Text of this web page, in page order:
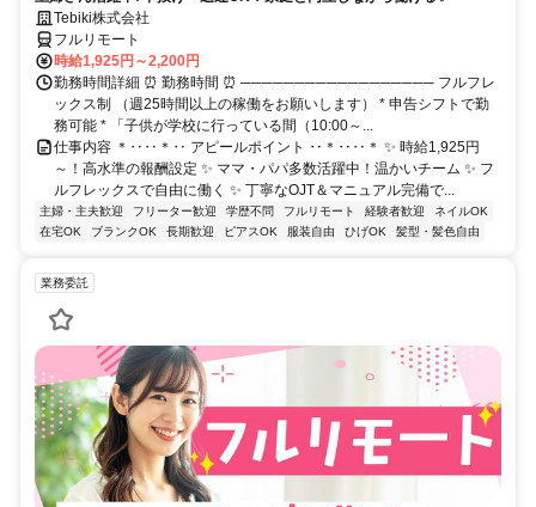
Tebiki株式会社
フルリモート
時給1,925円～2,200円
勤務時間詳細 ⏰ 勤務時間 ⏰ ────────────────── フルフレ
ックス制 （週25時間以上の稼働をお願いします） * 申告シフトで勤
務可能 * 「子供が学校に行っている間（10:00～...
仕事内容 ＊‥‥＊‥ アピールポイント ‥＊‥‥＊ ✨ 時給1,925円
～！高水準の報酬設定 ✨ ママ・パパ多数活躍中！温かいチーム ✨ フ
ルフレックスで自由に働く ✨ 丁寧なOJT＆マニュアル完備で...
主婦・主夫歓迎 フリーター歓迎 学歴不問 フルリモート 経験者歓迎
ネイルOK
在宅OK
ブランクOK 長期歓迎 ピアスOK 服装自由 ひげOK 髪型・髪色自由
業務委託